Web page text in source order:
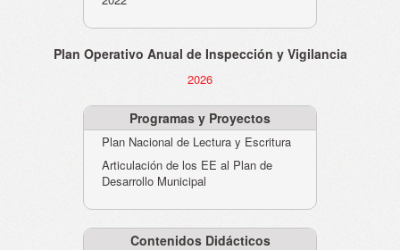
Plan Operativo Anual de Inspección y Vigilancia
2026
Programas y Proyectos
Plan Nacional de Lectura y Escritura
Articulación de los EE al Plan de
Desarrollo Municipal
Contenidos Didácticos